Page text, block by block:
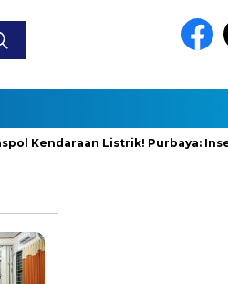
Kendaraan Listrik! Purbaya: Insentif